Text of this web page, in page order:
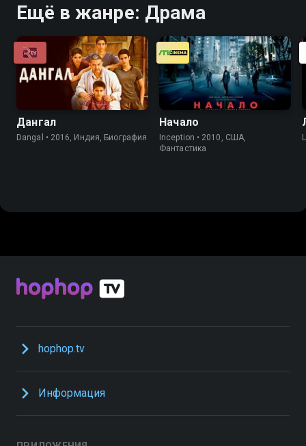
Ещё в жанре: Драма
Дангал
Dangal • 2016, Индия, Биография
Начало
Inception • 2010, США,
Фантастика
hophop.tv
Информация